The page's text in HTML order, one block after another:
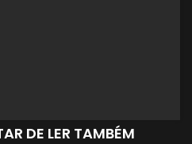
DE LER TAMBÉM